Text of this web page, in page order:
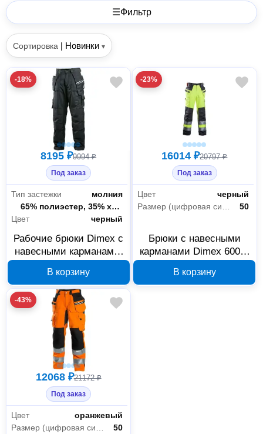
☰Фильтр
Сортировка | Новинки ▾
-18%
8195 ₽9994 ₽
Под заказ
Тип застежки
молния
Состав ткани
65% полиэстер, 35% хлопок
Цвет
черный
Рабочие брюки Dimex с
навесными карманами,
6042-50
В корзину
-23%
16014 ₽20797 ₽
Под заказ
Цвет
черный
50
Брюки с навесными
карманами Dimex 6006-
В корзину
-43%
12068 ₽21172 ₽
Под заказ
Цвет
оранжевый
50